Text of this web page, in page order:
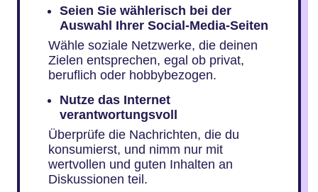
Seien Sie wählerisch bei der
Auswahl Ihrer Social-Media-Seiten
Wähle soziale Netzwerke, die deinen
Zielen entsprechen, egal ob privat,
beruflich oder hobbybezogen.
Nutze das Internet
verantwortungsvoll
Überprüfe die Nachrichten, die du
konsumierst, und nimm nur mit
wertvollen und guten Inhalten an
Diskussionen teil.